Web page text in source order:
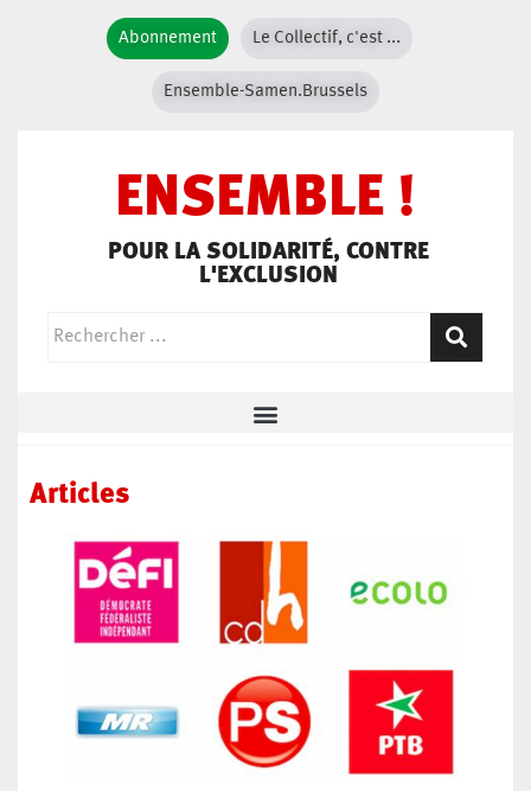
Abonnement Le Collectif, c'est ...
Ensemble-Samen.Brussels
ENSEMBLE !
POUR LA SOLIDARITÉ, CONTRE
L'EXCLUSION
Articles